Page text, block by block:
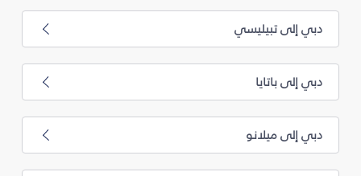
دبي إلى تبيليسي
دبي إلى باتايا
دبي إلى ميلانو